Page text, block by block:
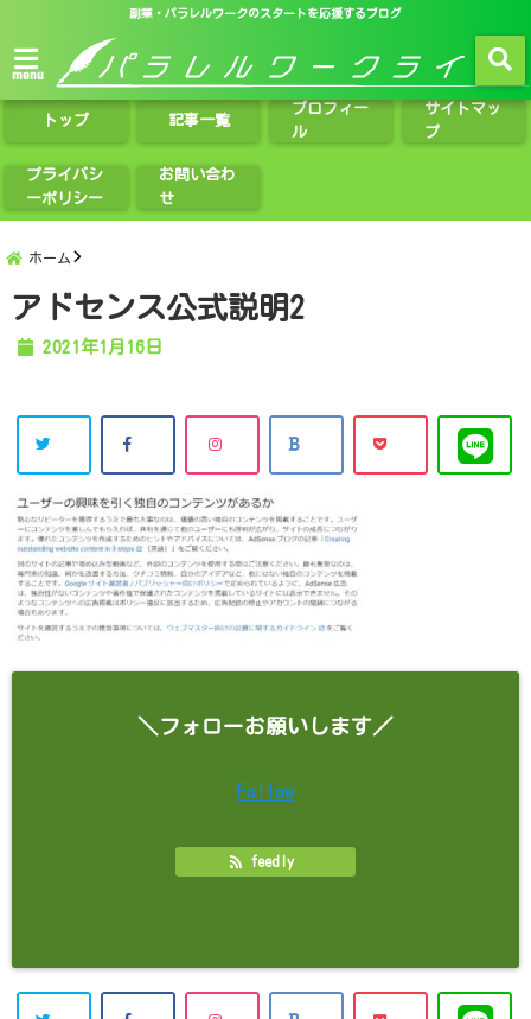
副業・パラレルワークのスタートを応援するブログ
menu
トップ 記事一覧
プロフィー
ル
サイトマッ
プ
プライバシ
ーポリシー
お問い合わ
せ
ホーム
アドセンス公式説明2
2021年1月16日
＼フォローお願いします／
Follow
feedly